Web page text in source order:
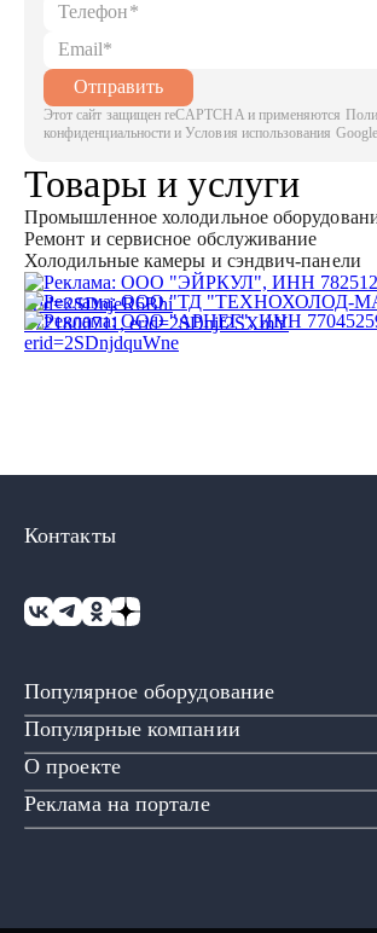
Отправить
Этот сайт защищен reCAPTCHA и применяются
конфиденциальности и Условия использования Google.
Товары и услуги
Промышленное холодильное
Ремонт и сервисное обслуживание
Холодильные камеры и сэндвич-панели
Популярное оборудование
Популярные компании
О проекте
Реклама на портале
Контакты